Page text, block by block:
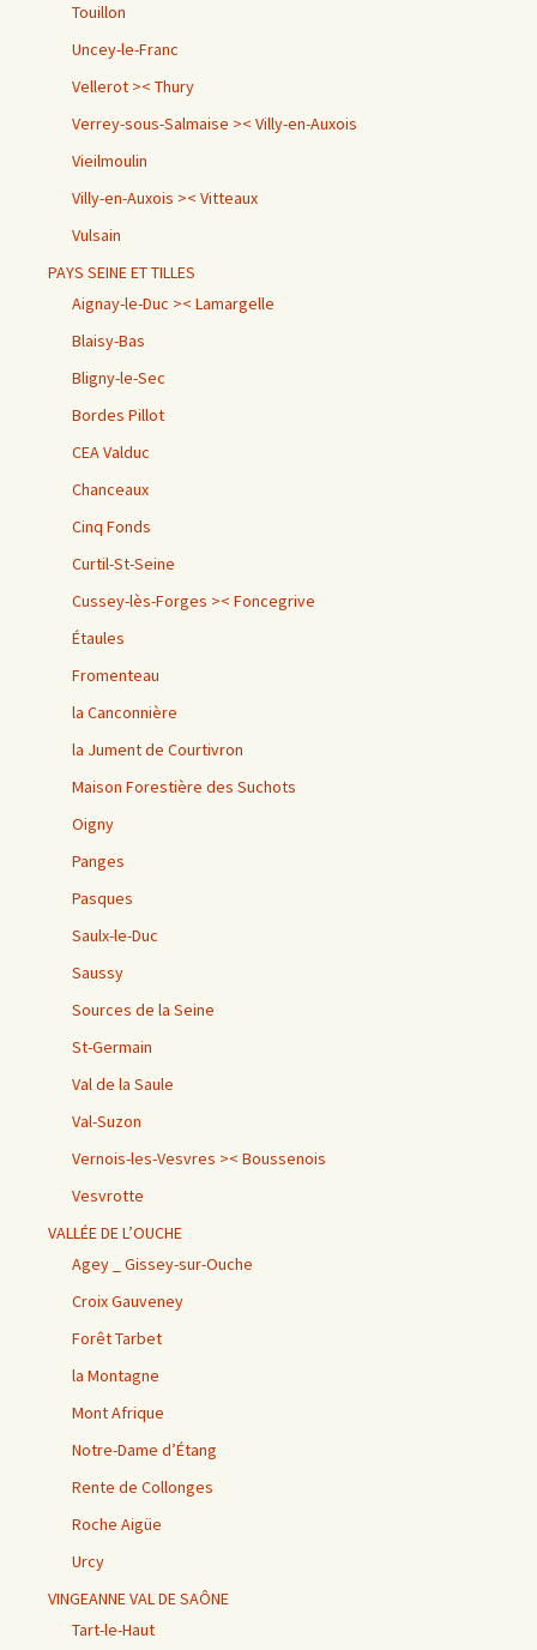
Touillon
Uncey-le-Franc
Vellerot >< Thury
Verrey-sous-Salmaise >< Villy-en-Auxois
Vieilmoulin
Villy-en-Auxois >< Vitteaux
Vulsain
PAYS SEINE ET TILLES
Aignay-le-Duc >< Lamargelle
Blaisy-Bas
Bligny-le-Sec
Bordes Pillot
CEA Valduc
Chanceaux
Cinq Fonds
Curtil-St-Seine
Cussey-lès-Forges >< Foncegrive
Étaules
Fromenteau
la Canconnière
la Jument de Courtivron
Maison Forestière des Suchots
Oigny
Panges
Pasques
Saulx-le-Duc
Saussy
Sources de la Seine
St-Germain
Val de la Saule
Val-Suzon
Vernois-les-Vesvres >< Boussenois
Vesvrotte
VALLÉE DE L’OUCHE
Agey _ Gissey-sur-Ouche
Croix Gauveney
Forêt Tarbet
la Montagne
Mont Afrique
Notre-Dame d’Étang
Rente de Collonges
Roche Aigüe
Urcy
VINGEANNE VAL DE SAÔNE
Tart-le-Haut